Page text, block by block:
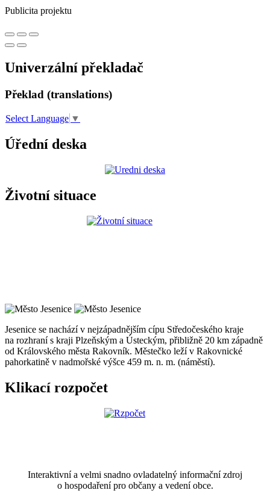
Publicita projektu
Univerzální překladač
Překlad (translations)
Select Language ▼
Úřední deska
Životní situace
Jesenice se nachází v nejzápadnějším cípu Středočeského kraje
na rozhraní s kraji Plzeňským a Ústeckým, přibližně 20 km západně
od Královského města Rakovník. Městečko leží v Rakovnické
pahorkatině v nadmořské výšce 459 m. n. m. (náměstí).
Klikací rozpočet
Interaktivní a velmi snadno ovladatelný informační zdroj
o hospodaření pro občany a vedení obce.